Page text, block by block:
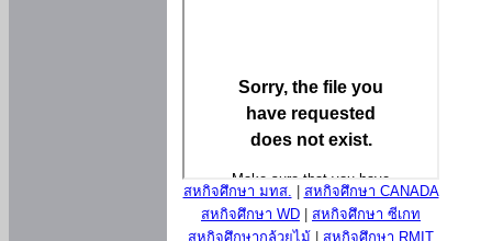
สหกิจศึกษา มทส.
สหกิจศึกษา CANADA
สหกิจศึกษา WD
สหกิจศึกษา ซีเกท
สหกิจศึกษากล้วยไม้
สหกิจศึกษา RMIT